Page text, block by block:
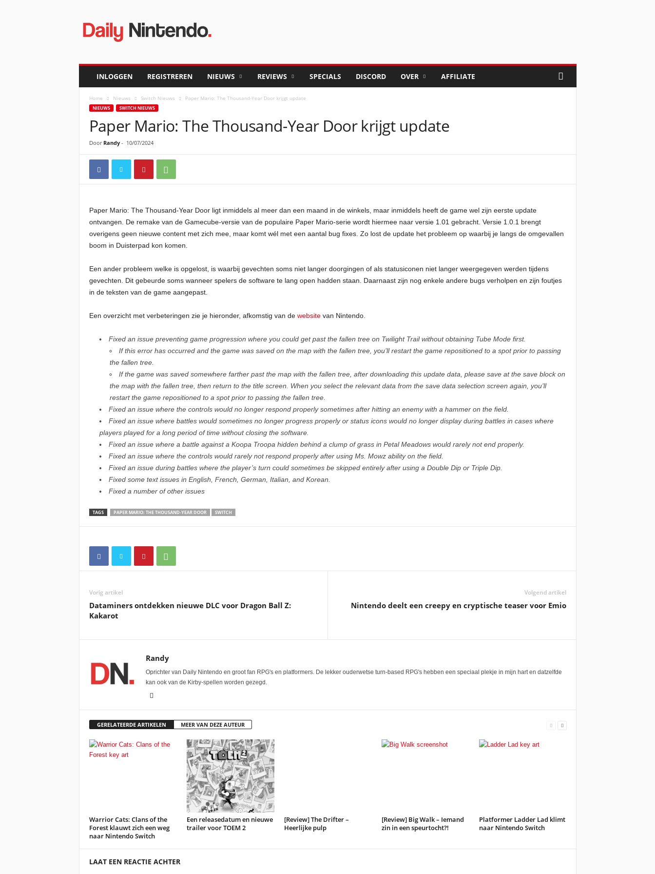
INLOGGEN REGISTREREN NIEUWS REVIEWS SPECIALS DISCORD OVER AFFILIATE
Home Nieuws Switch Nieuws Paper Mario: The Thousand-Year Door krijgt update
NIEUWS SWITCH NIEUWS
Paper Mario: The Thousand-Year Door krijgt update
Door Randy- 10/07/2024
Paper Mario: The Thousand-Year Door ligt inmiddels al meer dan een maand in de winkels, maar inmiddels heeft de game wel zijn eerste update
ontvangen. De remake van de Gamecube-versie van de populaire Paper Mario-serie wordt hiermee naar versie 1.01 gebracht. Versie 1.0.1 brengt
overigens geen nieuwe content met zich mee, maar komt wél met een aantal bug fixes. Zo lost de update het probleem op waarbij je langs de omgevallen
boom in Duisterpad kon komen.
Een ander probleem welke is opgelost, is waarbij gevechten soms niet langer doorgingen of als statusiconen niet langer weergegeven werden tijdens
gevechten. Dit gebeurde soms wanneer spelers de software te lang open hadden staan. Daarnaast zijn nog enkele andere bugs verholpen en zijn foutjes
in de teksten van de game aangepast.
Een overzicht met verbeteringen zie je hieronder, afkomstig van de websitevan Nintendo.
Fixed an issue preventing game progression where you could get past the fallen tree on Twilight Trail without obtaining Tube Mode first.
If this error has occurred and the game was saved on the map with the fallen tree, you’ll restart the game repositioned to a spot prior to passing
the fallen tree.
If the game was saved somewhere farther past the map with the fallen tree, after downloading this update data, please save at the save block on
the map with the fallen tree, then return to the title screen. When you select the relevant data from the save data selection screen again, you’ll
restart the game repositioned to a spot prior to passing the fallen tree.
Fixed an issue where the controls would no longer respond properly sometimes after hitting an enemy with a hammer on the field.
Fixed an issue where battles would sometimes no longer progress properly or status icons would no longer display during battles in cases where
players played for a long period of time without closing the software.
Fixed an issue where a battle against a Koopa Troopa hidden behind a clump of grass in Petal Meadows would rarely not end properly.
Fixed an issue where the controls would rarely not respond properly after using Ms. Mowz ability on the field.
Fixed an issue during battles where the player’s turn could sometimes be skipped entirely after using a Double Dip or Triple Dip.
Fixed some text issues in English, French, German, Italian, and Korean.
Fixed a number of other issues
TAGS PAPER MARIO: THE THOUSAND-YEAR DOOR SWITCH
Vorig artikel
Dataminers ontdekken nieuwe DLC voor Dragon Ball Z:
Kakarot
Volgend artikel
Nintendo deelt een creepy en cryptische teaser voor Emio
Randy
Oprichter van Daily Nintendo en groot fan RPG's en platformers. De lekker ouderwetse turn-based RPG's hebben een speciaal plekje in mijn hart en datzelfde
kan ook van de Kirby-spellen worden gezegd.
GERELATEERDE ARTIKELEN MEER VAN DEZE AUTEUR
Warrior Cats: Clans of the
Forest klauwt zich een weg
naar Nintendo Switch
Een releasedatum en nieuwe
trailer voor TOEM 2
[Review] The Drifter –
Heerlijke pulp
[Review] Big Walk – Iemand
zin in een speurtocht?!
Platformer Ladder Lad klimt
naar Nintendo Switch
LAAT EEN REACTIE ACHTER